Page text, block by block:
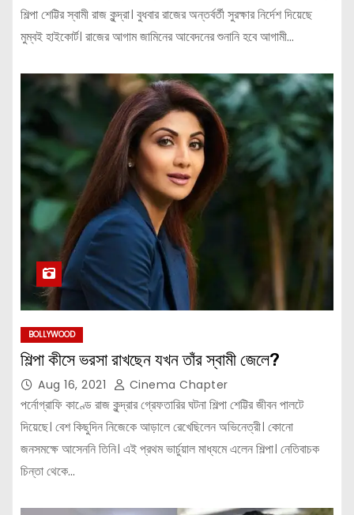
শিল্পা শেট্টির স্বামী রাজ কুন্দ্রা। বুধবার রাজের অন্তর্বর্তী সুরক্ষার নির্দেশ দিয়েছে
মুম্বই হাইকোর্ট। রাজের আগাম জামিনের আবেদনের শুনানি হবে আগামী…
BOLLYWOOD
শিল্পা কীসে ভরসা রাখছেন যখন তাঁর স্বামী জেলে?
Aug 16, 2021 Cinema Chapter
পর্নোগ্রাফি কাণ্ডে রাজ কুন্দ্রার গ্রেফতারির ঘটনা শিল্পা শেট্টির জীবন পালটে
দিয়েছে। বেশ কিছুদিন নিজেকে আড়ালে রেখেছিলেন অভিনেত্রী। কোনো
জনসমক্ষে আসেননি তিনি। এই প্রথম ভার্চুয়াল মাধ্যমে এলেন শিল্পা। নেতিবাচক
চিন্তা থেকে…